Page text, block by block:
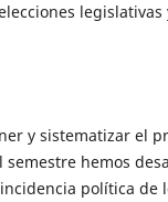
legislativas
y sistematizar el
semestre hemos
política de